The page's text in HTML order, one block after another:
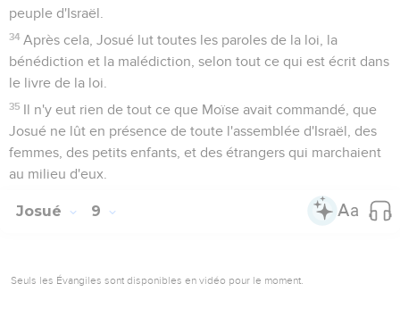
peuple d'Israël.
34 Après cela, Josué lut toutes les paroles de la loi, la
bénédiction et la malédiction, selon tout ce qui est écrit dans
le livre de la loi.
35 Il n'y eut rien de tout ce que Moïse avait commandé, que
Josué ne lût en présence de toute l'assemblée d'Israël, des
femmes, des petits enfants, et des étrangers qui marchaient
au milieu d'eux.
Josué 9
Seuls les Évangiles sont disponibles en vidéo pour le moment.